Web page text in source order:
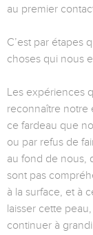
au premier
C’est par étapes
choses qui nous
Les expériences
reconnaître notre
ce fardeau que
ou par refus de
au fond de nous,
sont pas
à la surface, et à
laisser cette
continuer à